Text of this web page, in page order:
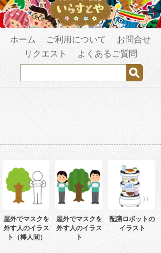
ホーム ご利用について
お問合せ
リクエスト
よくあるご質問
屋外でマスクを
外す人のイラス
ト（棒人間）
屋外でマスクを
外す人のイラス
ト
配膳ロボットの
イラスト